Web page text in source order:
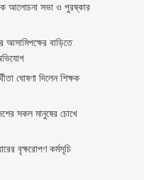
আলোচনা সভা ও পুরষ্কার
আসামিপক্ষের বাড়িতে
ঘোষণা দিলেন শিক্ষক
সকল মানুষের চোখে
বৃক্ষরোপণ কর্মসূচি